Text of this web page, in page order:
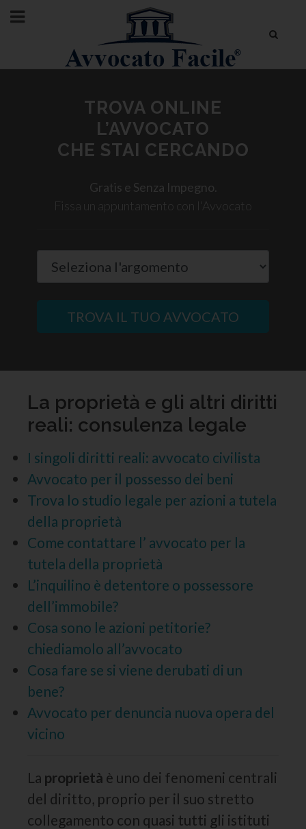
TROVA ONLINE
L’AVVOCATO
CHE STAI CERCANDO
Gratis e Senza Impegno.
Fissa un appuntamento con l'Avvocato
TROVA IL TUO AVVOCATO
La proprietà e gli altri diritti
reali: consulenza legale
I singoli diritti reali: avvocato civilista
Avvocato per il possesso dei beni
Trova lo studio legale per azioni a tutela
della proprietà
Come contattare l’ avvocato per la
tutela della proprietà
L’inquilino è detentore o possessore
dell’immobile?
Cosa sono le azioni petitorie?
chiediamolo all’avvocato
Cosa fare se si viene derubati di un
bene?
Avvocato per denuncia nuova opera del
vicino
La proprietà è uno dei fenomeni centrali
del diritto, proprio per il suo stretto
collegamento con quasi tutti gli istituti